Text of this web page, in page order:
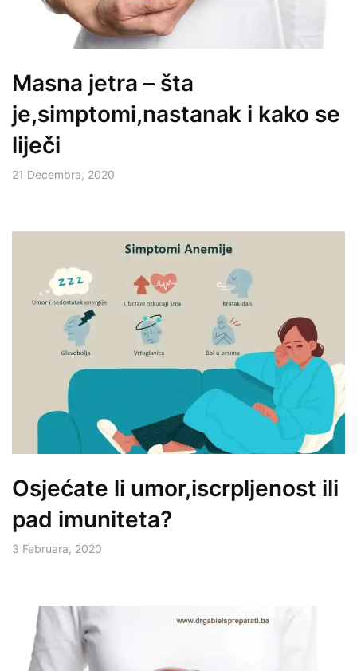
Masna jetra – šta
je,simptomi,nastanak i kako se
liječi
21 Decembra, 2020
Osjećate li umor,iscrpljenost ili
pad imuniteta?
3 Februara, 2020